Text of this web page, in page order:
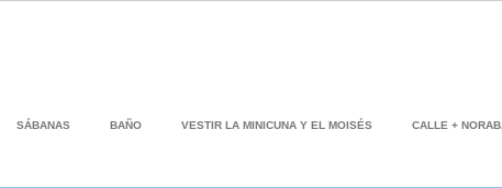
SÁBANAS BAÑO VESTIR LA MINICUNA Y EL MOISÉS CALLE +